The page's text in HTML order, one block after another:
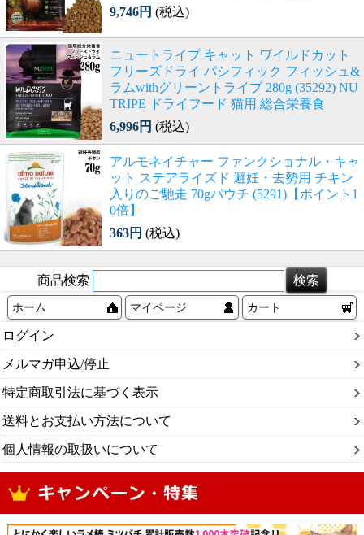
9,746円 (税込)
ニュートライプ キャット ワイルドカット
フリーズドライ パシフィック フィッシュ&
ラムwithグリーントライプ 280g (35292) NU
TRIPE ドライフード 猫用 総合栄養食
6,996円 (税込)
アルモネイチャー ファンクショナル・キャ
ット ステアライズド 避妊・去勢用 チキン
入りのご馳走 70gパウチ (5291)【ポイント1
0倍】
363円 (税込)
商品検索
ホーム マイページ カート
ログイン
メルマガ申込/停止
特定商取引法に基づく表示
送料とお支払い方法について
個人情報の取扱いについて